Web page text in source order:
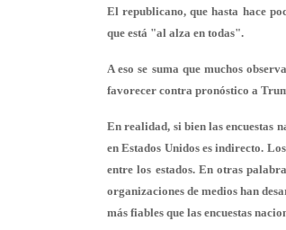
El republicano, que hasta hace
que está "al alza en todas".
A eso se suma que muchos
favorecer contra pronóstico a
En realidad, si bien las encuestas
en Estados Unidos es indirecto.
entre los estados. En otras
organizaciones de medios han
más fiables que las encuestas